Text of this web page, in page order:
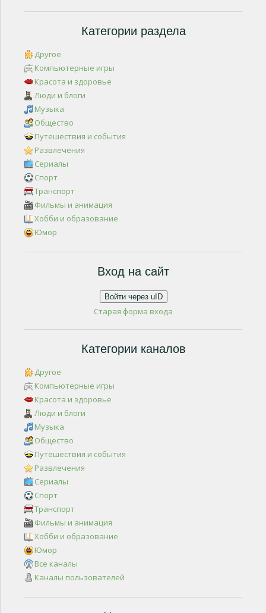
Категории раздела
Другое
Компьютерные игры
Красота и здоровье
Люди и блоги
Музыка
Общество
Путешествия и события
Развлечения
Сериалы
Спорт
Транспорт
Фильмы и анимация
Хобби и образование
Юмор
Вход на сайт
Войти через uID
Старая форма входа
Категории каналов
Другое
Компьютерные игры
Красота и здоровье
Люди и блоги
Музыка
Общество
Путешествия и события
Развлечения
Сериалы
Спорт
Транспорт
Фильмы и анимация
Хобби и образование
Юмор
Все каналы
Каналы пользователей